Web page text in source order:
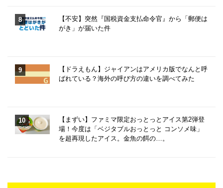
【不安】突然『国税資金支払命令官』から「郵便は
がき」が届いた件
【ドラえもん】ジャイアンはアメリカ版でなんと呼
ばれている？海外の呼び方の違いを調べてみた
【まずい】ファミマ限定おっとっとアイス第2弾登
場！今度は「ベジタブルおっとっと コンソメ味」
を超再現したアイス。金魚の餌の…。